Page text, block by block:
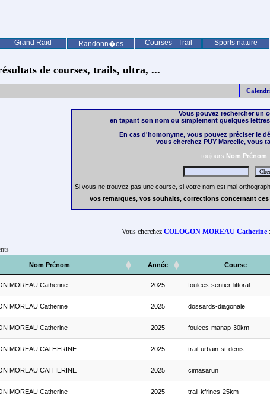
Grand Raid Randonn�es Courses - Trail Sports nature
de courses, trails, ultra, ...
Vous pouvez rechercher un
en tapant son nom ou simplement quelques
En cas d'homonyme, vous pouvez préciser le
vous cherchez PUY Marcelle, vous
toujours Nom Prénom
Si vous ne trouvez pas une course, si votre nom est mal
vos remarques, vos souhaits, corrections concernant
Vous cherchez COLOGON MOREAU Catherine
Nom Prénom Année Course
MOREAU Catherine 2025 foulees-sentier-littoral
MOREAU Catherine 2025 dossards-diagonale
MOREAU Catherine 2025 foulees-manap-30km
MOREAU CATHERINE 2025 trail-urbain-st-denis
MOREAU CATHERINE 2025 cimasarun
MOREAU Catherine 2025 trail-kfrines-25km